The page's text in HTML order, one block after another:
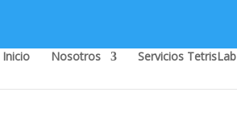
Inicio Nosotros Servicios TetrisLab